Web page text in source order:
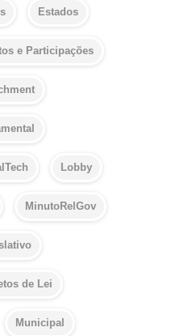
Estados
e Participações
Lobby
MinutoRelGov
de Lei
Municipal